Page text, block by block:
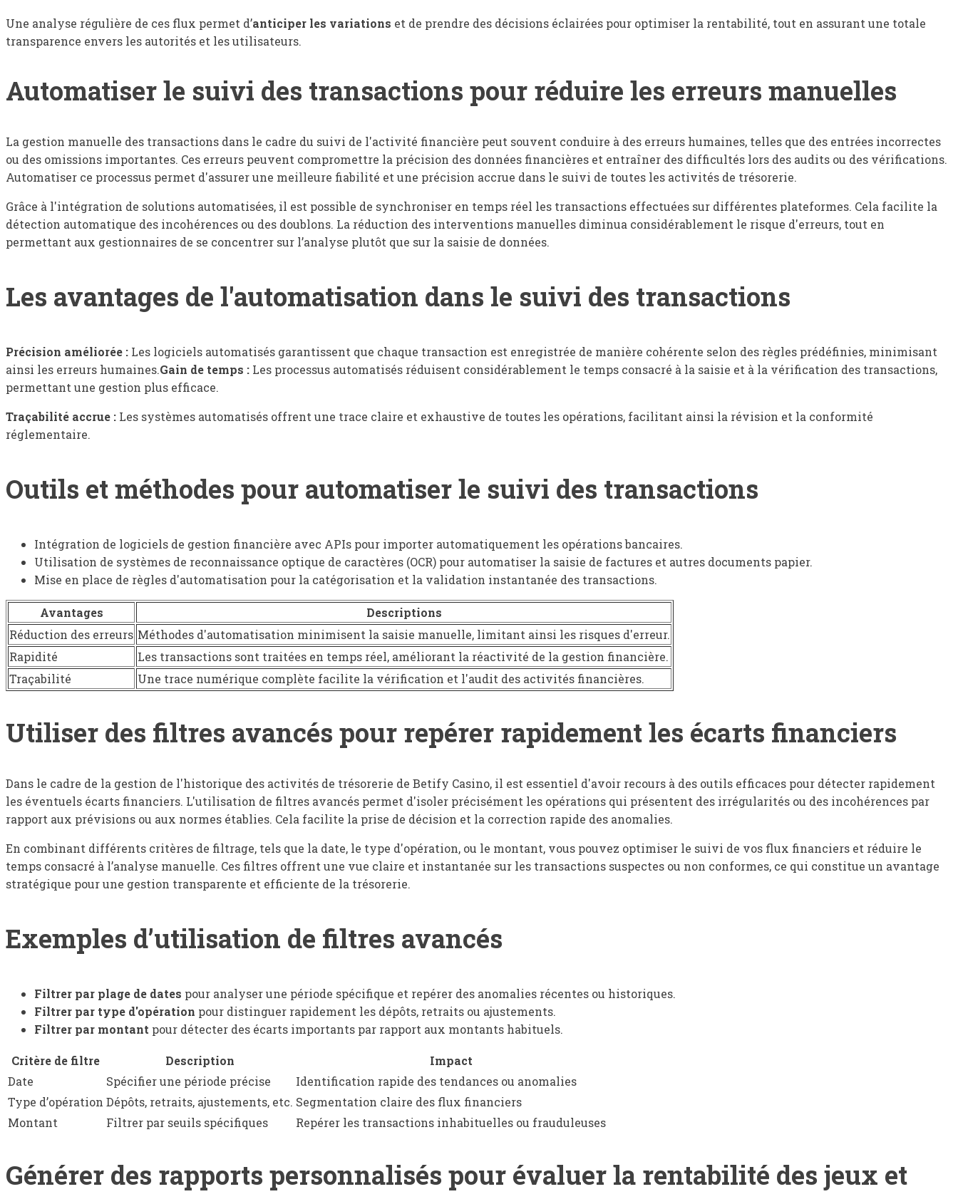
Une analyse régulière de ces flux permet d’anticiper les variations et de prendre des décisions éclairées pour optimiser la rentabilité, tout en assurant une totale
transparence envers les autorités et les utilisateurs.
Automatiser le suivi des transactions pour réduire les erreurs manuelles
La gestion manuelle des transactions dans le cadre du suivi de l'activité financière peut souvent conduire à des erreurs humaines, telles que des entrées incorrectes
ou des omissions importantes. Ces erreurs peuvent compromettre la précision des données financières et entraîner des difficultés lors des audits ou des vérifications.
Automatiser ce processus permet d'assurer une meilleure fiabilité et une précision accrue dans le suivi de toutes les activités de trésorerie.
Grâce à l'intégration de solutions automatisées, il est possible de synchroniser en temps réel les transactions effectuées sur différentes plateformes. Cela facilite la
détection automatique des incohérences ou des doublons. La réduction des interventions manuelles diminua considérablement le risque d'erreurs, tout en
permettant aux gestionnaires de se concentrer sur l’analyse plutôt que sur la saisie de données.
Les avantages de l'automatisation dans le suivi des transactions
Précision améliorée : Les logiciels automatisés garantissent que chaque transaction est enregistrée de manière cohérente selon des règles prédéfinies, minimisant
ainsi les erreurs humaines.Gain de temps : Les processus automatisés réduisent considérablement le temps consacré à la saisie et à la vérification des transactions,
permettant une gestion plus efficace.
Traçabilité accrue : Les systèmes automatisés offrent une trace claire et exhaustive de toutes les opérations, facilitant ainsi la révision et la conformité
réglementaire.
Outils et méthodes pour automatiser le suivi des transactions
Intégration de logiciels de gestion financière avec APIs pour importer automatiquement les opérations bancaires.
Utilisation de systèmes de reconnaissance optique de caractères (OCR) pour automatiser la saisie de factures et autres documents papier.
Mise en place de règles d'automatisation pour la catégorisation et la validation instantanée des transactions.
Avantages
Descriptions
Réduction des erreurs Méthodes d'automatisation minimisent la saisie manuelle, limitant ainsi les risques d'erreur.
Rapidité
Les transactions sont traitées en temps réel, améliorant la réactivité de la gestion financière.
Traçabilité
Une trace numérique complète facilite la vérification et l'audit des activités financières.
Utiliser des filtres avancés pour repérer rapidement les écarts financiers
Dans le cadre de la gestion de l'historique des activités de trésorerie de Betify Casino, il est essentiel d'avoir recours à des outils efficaces pour détecter rapidement
les éventuels écarts financiers. L'utilisation de filtres avancés permet d'isoler précisément les opérations qui présentent des irrégularités ou des incohérences par
rapport aux prévisions ou aux normes établies. Cela facilite la prise de décision et la correction rapide des anomalies.
En combinant différents critères de filtrage, tels que la date, le type d'opération, ou le montant, vous pouvez optimiser le suivi de vos flux financiers et réduire le
temps consacré à l’analyse manuelle. Ces filtres offrent une vue claire et instantanée sur les transactions suspectes ou non conformes, ce qui constitue un avantage
stratégique pour une gestion transparente et efficiente de la trésorerie.
Exemples d’utilisation de filtres avancés
Filtrer par plage de dates pour analyser une période spécifique et repérer des anomalies récentes ou historiques.
Filtrer par type d'opération pour distinguer rapidement les dépôts, retraits ou ajustements.
Filtrer par montant pour détecter des écarts importants par rapport aux montants habituels.
Critère de filtre Description
Impact
Date
Spécifier une période précise
Identification rapide des tendances ou anomalies
Type d’opération Dépôts, retraits, ajustements, etc. Segmentation claire des flux financiers
Montant
Filtrer par seuils spécifiques Repérer les transactions inhabituelles ou frauduleuses
Générer des rapports personnalisés pour évaluer la rentabilité des jeux et